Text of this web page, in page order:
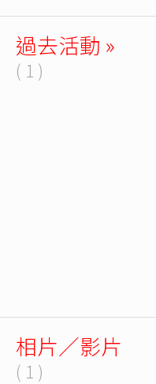
過去活動 »
( 1 )
相片／影片
( 1 )